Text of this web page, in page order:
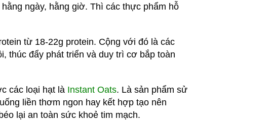
ngày, hằng giờ. Thì các thực phẩm hỗ
từ 18-22g protein. Cộng với đó là các
thúc đẩy phát triển và duy trì cơ bắp toàn
các loại hạt là Instant Oats. Là sản phẩm sử
liền thơm ngon hay kết hợp tạo nên
lại an toàn sức khoẻ tim mạch.